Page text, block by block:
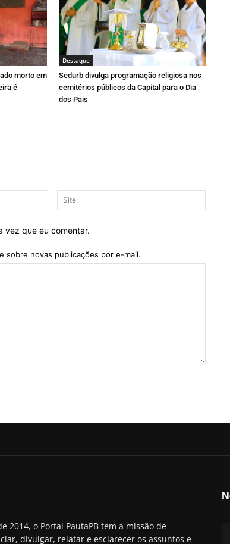
morto em
é
Destaque
Sedurb divulga programação religiosa nos
cemitérios públicos da Capital para o Dia
dos Pais
mail:*
vez que eu comentar.
sobre novas publicações por e-mail.
2014, o Portal PautaPB tem a missão de
divulgar, relatar e esclarecer os assuntos e